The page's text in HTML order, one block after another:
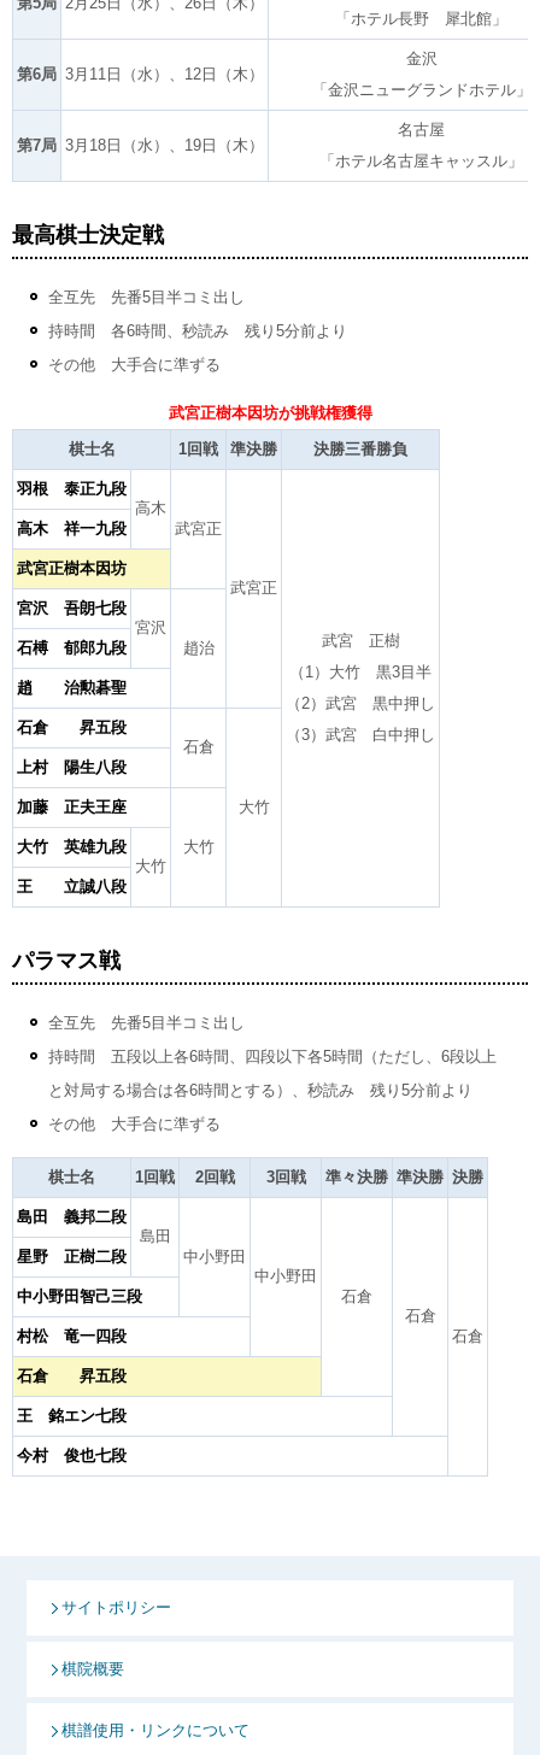
「ホテル長野 犀北館」
第6局 3月11日（水）、12日（木）
金沢
「金沢ニューグランドホテル」
第7局 3月18日（水）、19日（木）
名古屋
「ホテル名古屋キャッスル」
最高棋士決定戦
全互先 先番5目半コミ出し
持時間 各6時間、秒読み 残り5分前より
その他 大手合に準ずる
武宮正樹本因坊が挑戦権獲得
棋士名
1回戦 準決勝 決勝三番勝負
羽根 泰正九段
高木
武宮正
武宮正
武宮 正樹
（1）大竹 黒3目半
（2）武宮 黒中押し
（3）武宮 白中押し
高木 祥一九段
武宮正樹本因坊
宮沢 吾朗七段
宮沢
趙治
石榑 郁郎九段
趙 治勲碁聖
石倉 昇五段
石倉
大竹
上村 陽生八段
加藤 正夫王座
大竹
大竹 英雄九段
大竹
王 立誠八段
パラマス戦
全互先 先番5目半コミ出し
持時間 五段以上各6時間、四段以下各5時間（ただし、6段以上
と対局する場合は各6時間とする）、秒読み 残り5分前より
その他 大手合に準ずる
棋士名 1回戦 2回戦 3回戦 準々決勝 準決勝 決勝
島田 義邦二段
島田
中小野田
中小野田
石倉
石倉
石倉
星野 正樹二段
中小野田智己三段
村松 竜一四段
石倉 昇五段
王 銘エン七段
今村 俊也七段
サイトポリシー
棋院概要
棋譜使用・リンクについて